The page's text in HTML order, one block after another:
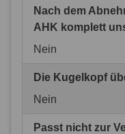
Nach dem
AHK komplett
Nein
Die Kugelkopf
Nein
Passt nicht zur